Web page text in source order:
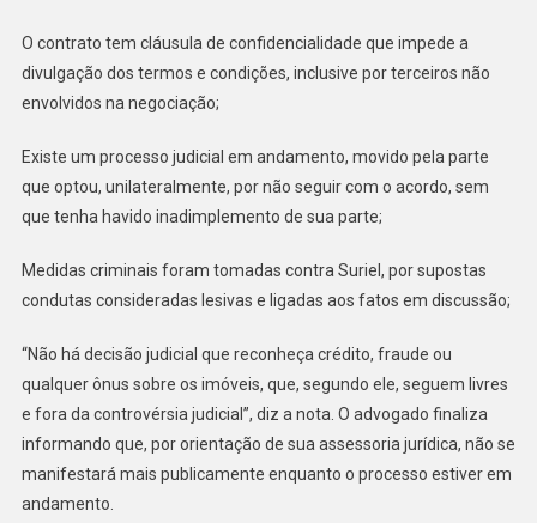
O contrato tem cláusula de confidencialidade que impede a
divulgação dos termos e condições, inclusive por terceiros não
envolvidos na negociação;
Existe um processo judicial em andamento, movido pela parte
que optou, unilateralmente, por não seguir com o acordo, sem
que tenha havido inadimplemento de sua parte;
Medidas criminais foram tomadas contra Suriel, por supostas
condutas consideradas lesivas e ligadas aos fatos em discussão;
“Não há decisão judicial que reconheça crédito, fraude ou
qualquer ônus sobre os imóveis, que, segundo ele, seguem livres
e fora da controvérsia judicial”, diz a nota. O advogado finaliza
informando que, por orientação de sua assessoria jurídica, não se
manifestará mais publicamente enquanto o processo estiver em
andamento.